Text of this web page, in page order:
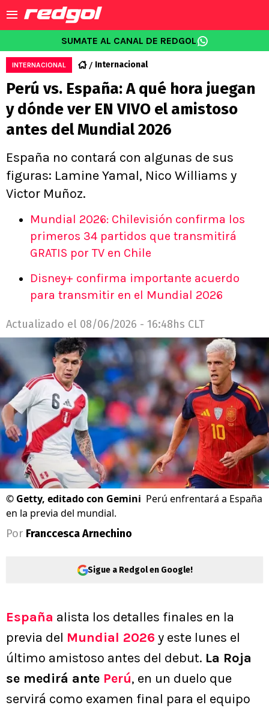
SUMATE AL CANAL DE REDGOL
INTERNACIONAL Internacional
Perú vs. España: A qué hora juegan
y dónde ver EN VIVO el amistoso
antes del Mundial 2026
España no contará con algunas de sus
figuras: Lamine Yamal, Nico Williams y
Victor Muñoz.
Mundial 2026: Chilevisión confirma los
primeros 34 partidos que transmitirá
GRATIS por TV en Chile
Disney+ confirma importante acuerdo
para transmitir en el Mundial 2026
Actualizado el 08/06/2026 - 16:48hs CLT
© Getty, editado con Gemini Perú enfrentará a España
en la previa del mundial.
Por Franccesca Arnechino
Sigue a Redgol en Google!
España alista los detalles finales en la
previa del Mundial 2026 y este lunes el
último amistoso antes del debut. La Roja
se medirá ante Perú, en un duelo que
servirá como examen final para el equipo